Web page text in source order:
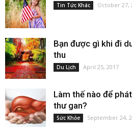
Tin Tức Khác October 27,
Bạn được gì khi đi
thu
Du Lịch April 25, 2017
Làm thế nào để
thư gan?
Sức Khỏe September 24,